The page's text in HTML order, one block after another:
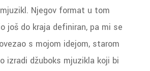
Njegov format u tom
još do kraja definiran, pa mi se
s mojom idejom, starom
izradi džuboks mjuzikla koji bi